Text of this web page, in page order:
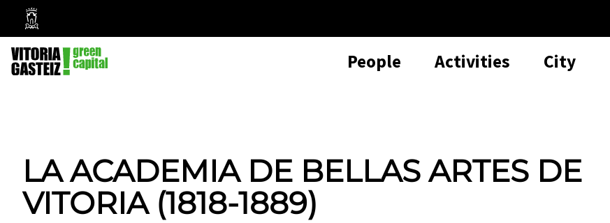
Vitoria-
Gasteiz
City
Council
People Activities City
LA ACADEMIA DE BELLAS ARTES DE
VITORIA (1818-1889)